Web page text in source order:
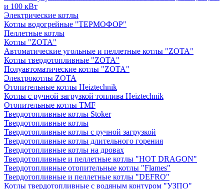
и 100 кВт
Электрические котлы
Котлы водогрейные "ТЕРМОФОР"
Пеллетные котлы
Котлы "ZOTA"
Автоматические угольные и пеллетные котлы "ZOTA"
Котлы твердотопливные "ZOTA"
Полуавтоматические котлы "ZOTA"
Электрокотлы ZOTA
Отопительные котлы Heiztechnik
Котлы с ручной загрузкой топлива Heiztechnik
Отопительные котлы TMF
Твердотопливные котлы Stoker
Твердотопливные котлы
Твердотопливные котлы с ручной загрузкой
Твердотопливные котлы длительного горения
Твердотопливные котлы на дровах
Твердотопливные и пеллетные котлы "HOT DRAGON"
Твердотопливные отопительные котлы "Flames"
Твердотопливные и пеллетные котлы "DEFRO"
Котлы твердотопливные с водяным контуром "УЗПО"